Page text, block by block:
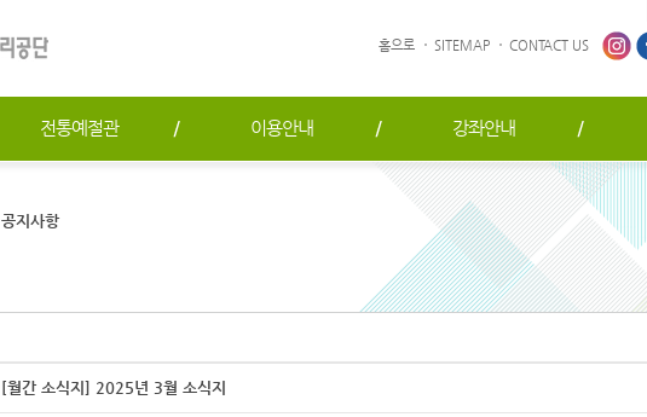
홈으로 SITEMAP CONTACT US
전통예절관 이용안내 강좌안내
공지사항
[월간 소식지] 2025년 3월 소식지